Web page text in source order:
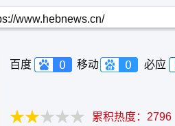
媒体。
www.hebnews.cn/
百度 移动 必应
累积热度： 2796